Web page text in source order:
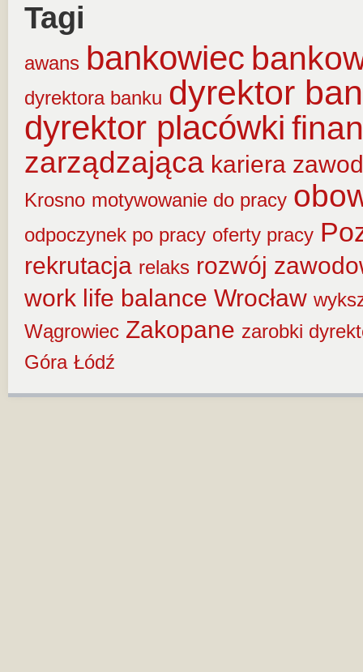
Tagi
awans bankowiec
dyrektora banku dyrektor
dyrektor placówki
zarządzająca kariera
Krosno motywowanie do pracy
odpoczynek po pracy oferty pracy
rekrutacja relaks rozwój
work life balance Wrocław
Wągrowiec Zakopane zarobki
Góra Łódź